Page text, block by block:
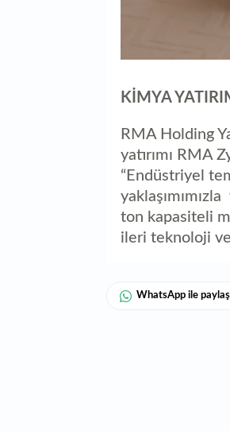
KİMYA
RMA Holding
yatırımı RMA
“Endüstriyel
ton kapasiteli
ileri teknoloji
WhatsApp ile paylaş